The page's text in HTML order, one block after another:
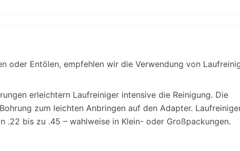
oder Entölen, empfehlen wir die Verwendung von
erleichtern Laufreiniger intensive die Reinigung. Die
zum leichten Anbringen auf den Adapter.
.22 bis zu .45 – wahlweise in Klein- oder Großpackungen.